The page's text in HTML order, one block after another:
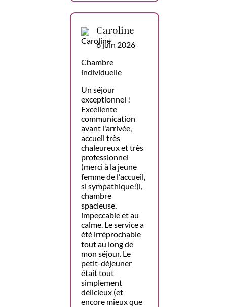
Caroline
6 juin 2026
Chambre
individuelle
Un séjour
exceptionnel !
Excellente
communication
avant l'arrivée,
accueil très
chaleureux et très
professionnel
(merci à la jeune
femme de l'accueil,
si sympathique!)l,
chambre
spacieuse,
impeccable et au
calme. Le service a
été irréprochable
tout au long de
mon séjour. Le
petit-déjeuner
était tout
simplement
délicieux (et
encore mieux que